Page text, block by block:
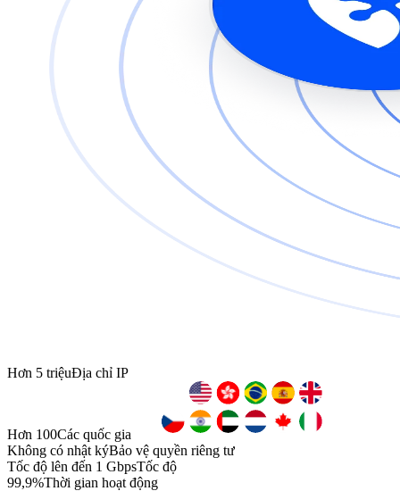
Hơn 5 triệuĐịa chỉ IP
Hơn 100Các quốc gia
Không có nhật kýBảo vệ quyền riêng tư
Tốc độ lên đến 1 GbpsTốc độ
99,9%Thời gian hoạt động